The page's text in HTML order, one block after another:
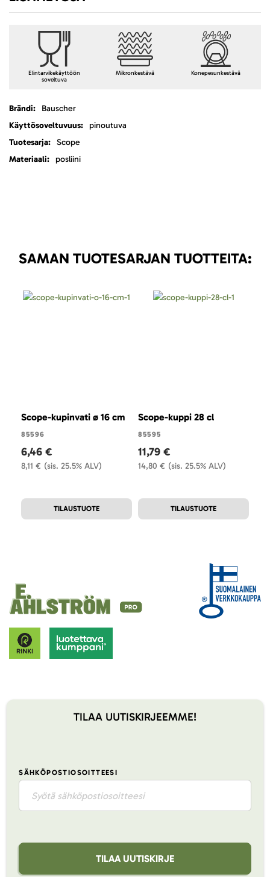
Elintarvikekäyttöön
soveltuva
Mikronkestävä Konepesunkestävä
LisätietojaBauscher
pinoutuva
Scope
posliini
SAMAN TUOTESARJAN TUOTTEITA:
Scope-kupinvati ø 16 cm
85596
(sis. 25.5% ALV)
8,11 €
6,46 €
TILAUSTUOTE
Scope-kuppi 28 cl
85595
(sis. 25.5% ALV)
14,80 €
11,79 €
TILAUSTUOTE
TILAA UUTISKIRJEEMME!
SÄHKÖPOSTIOSOITTEESI
TILAA UUTISKIRJE